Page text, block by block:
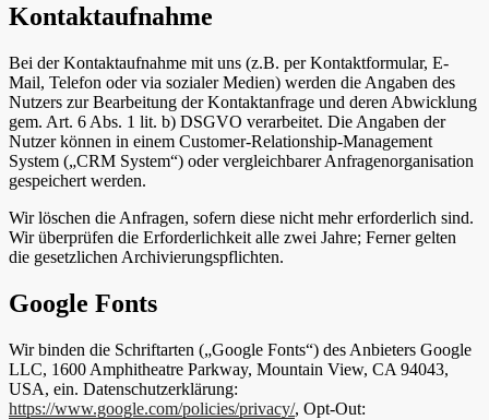
Kontaktaufnahme
Bei der Kontaktaufnahme mit uns (z.B. per Kontaktformular, E-
Mail, Telefon oder via sozialer Medien) werden die Angaben des
Nutzers zur Bearbeitung der Kontaktanfrage und deren Abwicklung
gem. Art. 6 Abs. 1 lit. b) DSGVO verarbeitet. Die Angaben der
Nutzer können in einem Customer-Relationship-Management
System („CRM System“) oder vergleichbarer Anfragenorganisation
gespeichert werden.
Wir löschen die Anfragen, sofern diese nicht mehr erforderlich sind.
Wir überprüfen die Erforderlichkeit alle zwei Jahre; Ferner gelten
die gesetzlichen Archivierungspflichten.
Google Fonts
Wir binden die Schriftarten („Google Fonts“) des Anbieters Google
LLC, 1600 Amphitheatre Parkway, Mountain View, CA 94043,
USA, ein. Datenschutzerklärung:
https://www.google.com/policies/privacy/, Opt-Out: